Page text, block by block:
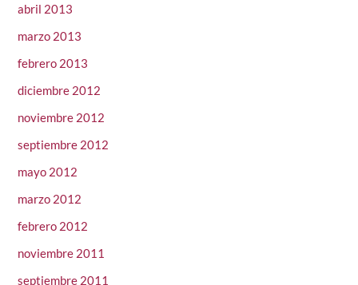
abril 2013
marzo 2013
febrero 2013
diciembre 2012
noviembre 2012
septiembre 2012
mayo 2012
marzo 2012
febrero 2012
noviembre 2011
septiembre 2011